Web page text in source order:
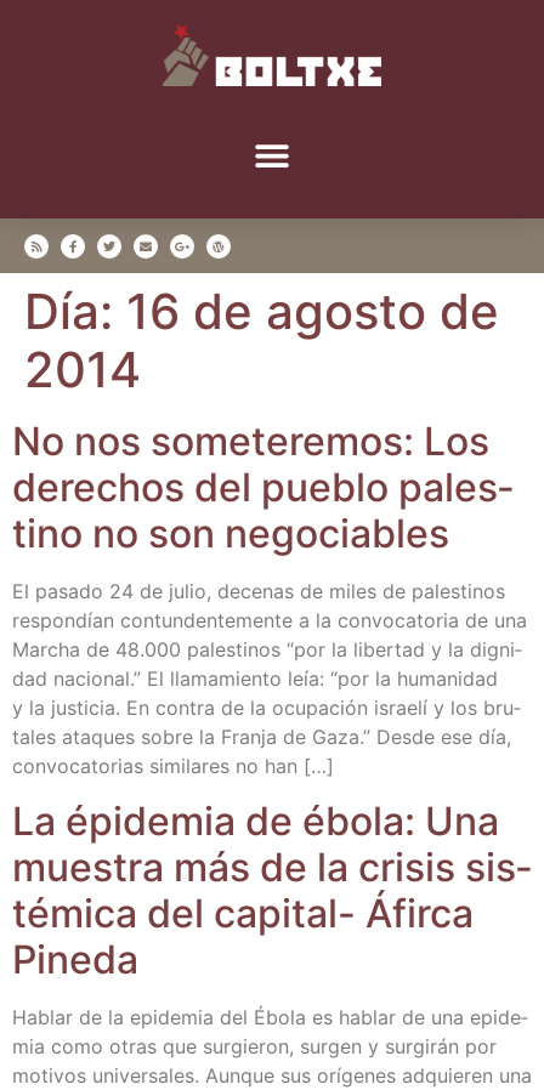
Día: 16 de agosto de
2014
No nos some­te­re­mos: Los
dere­chos del pue­blo pales­
tino no son negociables
El pasa­do 24 de julio, dece­nas de miles de pales­ti­nos
res­pon­dían con­tun­den­te­men­te a la con­vo­ca­to­ria de una
Mar­cha de 48.000 pales­ti­nos “por la liber­tad y la dig­ni­
dad nacio­nal.” El lla­ma­mien­to leía: “por la huma­ni­dad
y la jus­ti­cia. En con­tra de la ocu­pa­ción israe­lí y los bru­
ta­les ata­ques sobre la Fran­ja de Gaza.” Des­de ese día,
con­vo­ca­to­rias simi­la­res no han […]
La épi­de­mia de ébo­la: Una
mues­tra más de la cri­sis sis­
té­mi­ca del capi­tal- Áfir­ca
Pineda
Hablar de la epi­de­mia del Ébo­la es hablar de una epi­de­
mia como otras que sur­gie­ron, sur­gen y sur­gi­rán por
moti­vos uni­ver­sa­les. Aun­que sus orí­ge­nes adquie­ren una